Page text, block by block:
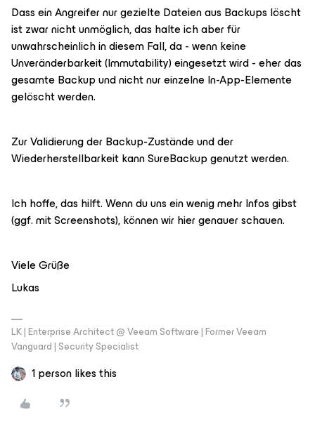
Dass ein Angreifer nur gezielte Dateien aus Backups löscht
ist zwar nicht unmöglich, das halte ich aber für
unwahrscheinlich in diesem Fall, da - wenn keine
Unveränderbarkeit (Immutability) eingesetzt wird - eher das
gesamte Backup und nicht nur einzelne In-App-Elemente
gelöscht werden.
Zur Validierung der Backup-Zustände und der
Wiederherstellbarkeit kann SureBackup genutzt werden.
Ich hoffe, das hilft. Wenn du uns ein wenig mehr Infos gibst
(ggf. mit Screenshots), können wir hier genauer schauen.
Viele Grüße
Lukas
LK | Enterprise Architect @ Veeam Software | Former Veeam
Vanguard | Security Specialist
1 person likes this